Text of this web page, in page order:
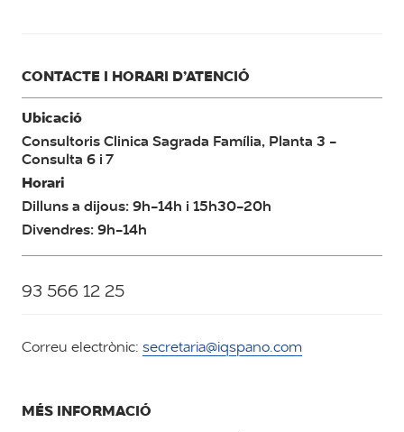
CONTACTE I HORARI D’ATENCIÓ
Ubicació
Consultoris Clinica Sagrada Família, Planta 3 -
Consulta 6 i 7
Horari
Dilluns a dijous: 9h-14h i 15h30-20h
Divendres: 9h-14h
93 566 12 25
Correu electrònic: secretaria@iqspano.com
MÉS INFORMACIÓ